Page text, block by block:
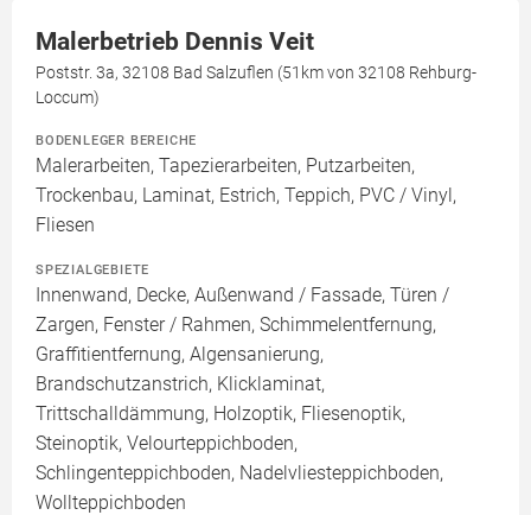
Malerbetrieb Dennis Veit
Poststr. 3a, 32108 Bad Salzuflen (51km von 32108 Rehburg-
Loccum)
BODENLEGER BEREICHE
Malerarbeiten, Tapezierarbeiten, Putzarbeiten,
Trockenbau, Laminat, Estrich, Teppich, PVC / Vinyl,
Fliesen
SPEZIALGEBIETE
Innenwand, Decke, Außenwand / Fassade, Türen /
Zargen, Fenster / Rahmen, Schimmelentfernung,
Graffitientfernung, Algensanierung,
Brandschutzanstrich, Klicklaminat,
Trittschalldämmung, Holzoptik, Fliesenoptik,
Steinoptik, Velourteppichboden,
Schlingenteppichboden, Nadelvliesteppichboden,
Wollteppichboden